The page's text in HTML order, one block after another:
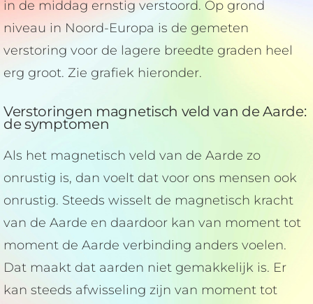
in de middag ernstig verstoord. Op grond
niveau in Noord-Europa is de gemeten
verstoring voor de lagere breedte graden heel
erg groot. Zie grafiek hieronder.
Verstoringen magnetisch veld van de Aarde:
de symptomen
Als het magnetisch veld van de Aarde zo
onrustig is, dan voelt dat voor ons mensen ook
onrustig. Steeds wisselt de magnetisch kracht
van de Aarde en daardoor kan van moment tot
moment de Aarde verbinding anders voelen.
Dat maakt dat aarden niet gemakkelijk is. Er
kan steeds afwisseling zijn van moment tot